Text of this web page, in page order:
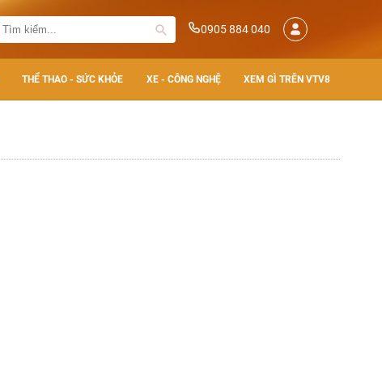
0905 884 040
THỂ THAO - SỨC KHỎE XE - CÔNG NGHỆ XEM GÌ TRÊN VTV8